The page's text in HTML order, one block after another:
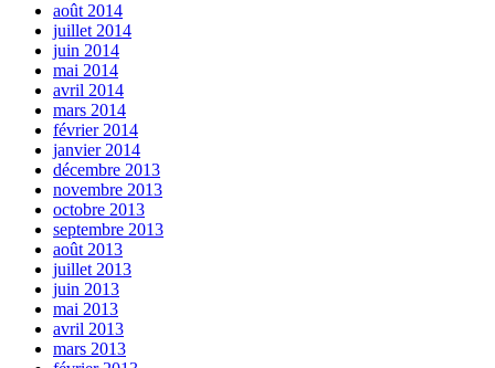
août 2014
juillet 2014
juin 2014
mai 2014
avril 2014
mars 2014
février 2014
janvier 2014
décembre 2013
novembre 2013
octobre 2013
septembre 2013
août 2013
juillet 2013
juin 2013
mai 2013
avril 2013
mars 2013